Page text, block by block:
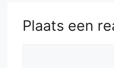
Plaats een